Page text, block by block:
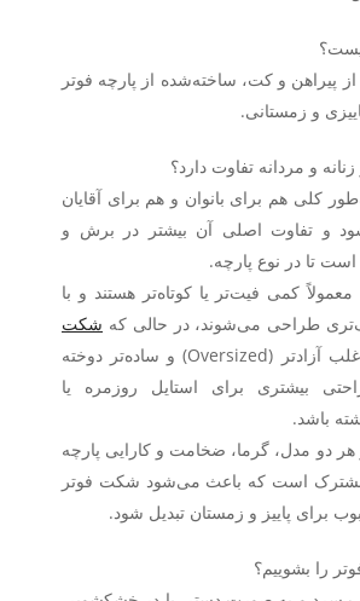
پیراهن و کت، ساخته‌شده از پارچه فوتر
و زمستانی.
و مردانه تفاوت دارد؟
کلی هم برای بانوان و هم برای آقایان
و تفاوت اصلی آن بیشتر در برش و
است تا در نوع پارچه.
کمی فیت‌تر یا کوتاه‌تر هستند و با
طراحی می‌شوند، در حالی که شکت
اغلب آزادتر (Oversized) و ساده‌تر دوخته
بیشتری برای استایل روزمره یا
باشد.
هر دو مدل، گرما، ضخامت و کارایی پارچه
است که باعث می‌شود شکت فوتر
برای پاییز و زمستان تبدیل شود.
را بشوییم؟